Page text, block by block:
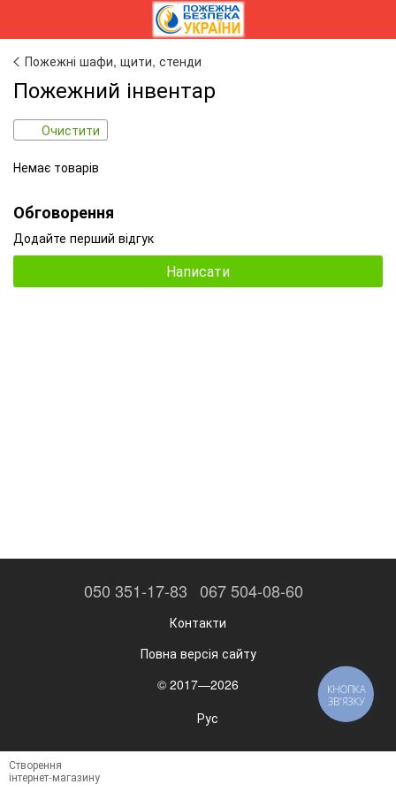
Пожежні шафи, щити, стенди
Пожежний інвентар
Очистити
Немає товарів
Обговорення
Додайте перший відгук
Написати
050 351-17-83 067 504-08-60
Контакти
Повна версія сайту
© 2017—2026
Рус
Створення
інтернет-магазину
КНОПКА
ЗВ'ЯЗКУ